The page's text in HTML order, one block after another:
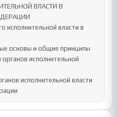
ВЛАСТИ В
исполнительной власти в
основы и общие принципы
исполнительной
исполнительной власти